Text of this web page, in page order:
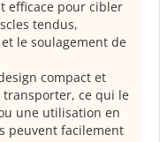
efficace pour cibler
tendus,
le soulagement de
compact et
transporter, ce qui le
une utilisation en
peuvent facilement